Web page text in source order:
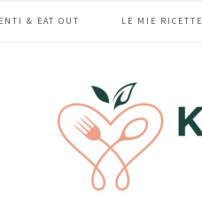
& EAT OUT LE MIE RICETTE